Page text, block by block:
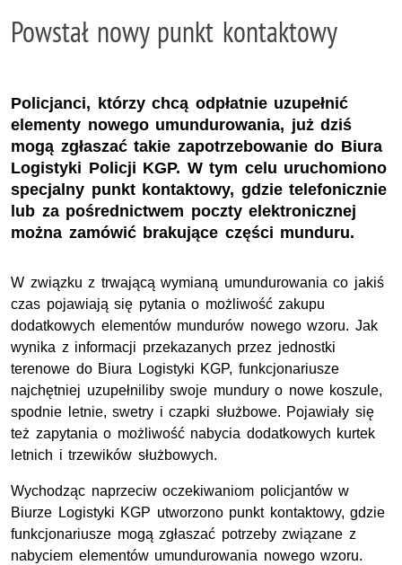
Powstał nowy punkt kontaktowy
Policjanci, którzy chcą odpłatnie uzupełnić
elementy nowego umundurowania, już dziś
mogą zgłaszać takie zapotrzebowanie do Biura
Logistyki Policji KGP. W tym celu uruchomiono
specjalny punkt kontaktowy, gdzie telefonicznie
lub za pośrednictwem poczty elektronicznej
można zamówić brakujące części munduru.
W związku z trwającą wymianą umundurowania co jakiś
czas pojawiają się pytania o możliwość zakupu
dodatkowych elementów mundurów nowego wzoru. Jak
wynika z informacji przekazanych przez jednostki
terenowe do Biura Logistyki KGP, funkcjonariusze
najchętniej uzupełniliby swoje mundury o nowe koszule,
spodnie letnie, swetry i czapki służbowe. Pojawiały się
też zapytania o możliwość nabycia dodatkowych kurtek
letnich i trzewików służbowych.
Wychodząc naprzeciw oczekiwaniom policjantów w
Biurze Logistyki KGP utworzono punkt kontaktowy, gdzie
funkcjonariusze mogą zgłaszać potrzeby związane z
nabyciem elementów umundurowania nowego wzoru.